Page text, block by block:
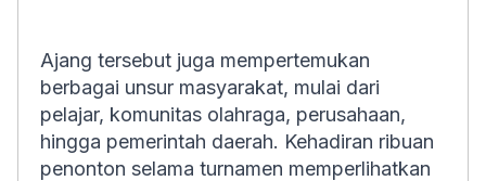
Ajang tersebut juga mempertemukan
berbagai unsur masyarakat, mulai dari
pelajar, komunitas olahraga, perusahaan,
hingga pemerintah daerah. Kehadiran ribuan
penonton selama turnamen memperlihatkan